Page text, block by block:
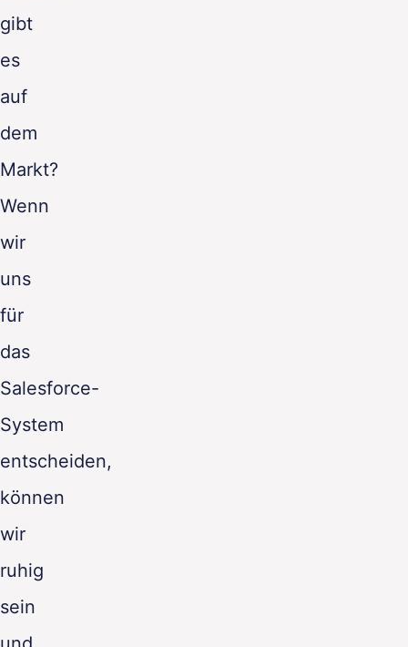
gibt
es
auf
dem
Markt?
Wenn
wir
uns
für
das
Salesforce-
System
entscheiden,
können
wir
ruhig
sein